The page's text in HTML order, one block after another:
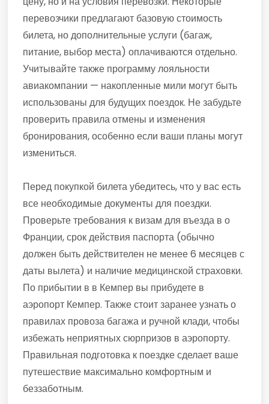
перевозчики предлагают базовую стоимость
билета, но дополнительные услуги (багаж,
питание, выбор места) оплачиваются отдельно.
Учитывайте также программу лояльности
авиакомпании — накопленные мили могут быть
использованы для будущих поездок. Не забудьте
проверить правила отмены и изменения
бронирования, особенно если ваши планы могут
измениться.
Перед покупкой билета убедитесь, что у вас есть
все необходимые документы для поездки.
Проверьте требования к визам для въезда в о
Франции, срок действия паспорта (обычно
должен быть действителен не менее 6 месяцев с
даты вылета) и наличие медицинской страховки.
По прибытии в в Кемпер вы прибудете в
аэропорт Кемпер. Также стоит заранее узнать о
правилах провоза багажа и ручной клади, чтобы
избежать неприятных сюрпризов в аэропорту.
Правильная подготовка к поездке сделает ваше
путешествие максимально комфортным и
беззаботным.